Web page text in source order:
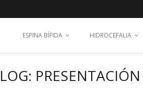
ESPINA BÍFIDA HIDROCEFALIA